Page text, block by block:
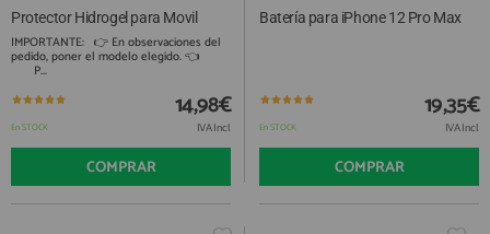
Protector Hidrogel para Movil
IMPORTANTE: 👉 En observaciones del
pedido, poner el modelo elegido. 👈
P...
En STOCK
14,98€
IVA Incl.
COMPRAR
Batería para iPhone 12 Pro Max
En STOCK
19,35€
IVA Incl.
COMPRAR